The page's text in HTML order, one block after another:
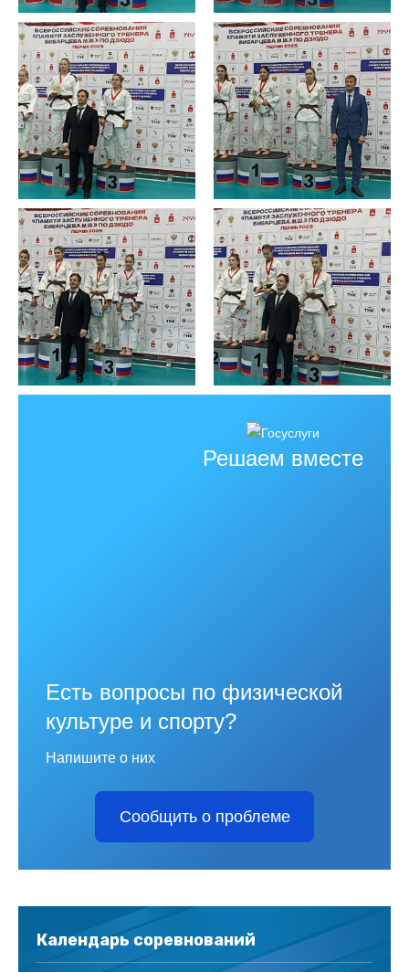
Решаем вместе
Есть вопросы по физической
культуре и спорту?
Напишите о них
Сообщить о проблеме
Календарь соревнований